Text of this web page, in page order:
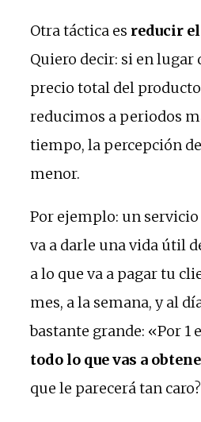
Otra táctica es reducir
Quiero decir: si en lugar
precio total del
reducimos a periodos
tiempo, la percepción
menor.
Por ejemplo: un
va a darle una vida útil
a lo que va a pagar tu
mes, a la semana, y al
bastante grande: «Por 1
todo lo que vas a
que le parecerá tan caro?